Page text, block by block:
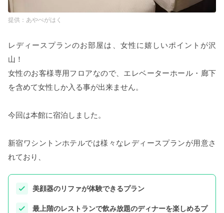
あやぺがはく
レディースプランのお部屋は、女性に嬉しいポイントが沢
山！
女性のお客様専用フロアなので、エレベーターホール・廊下
を含めて女性しか入る事が出来ません。
今回は本館に宿泊しました。
新宿ワシントンホテルでは様々なレディースプランが用意さ
れており、
美顔器のリファが体験できるプラン
最上階のレストランで飲み放題のディナーを楽しめるプ